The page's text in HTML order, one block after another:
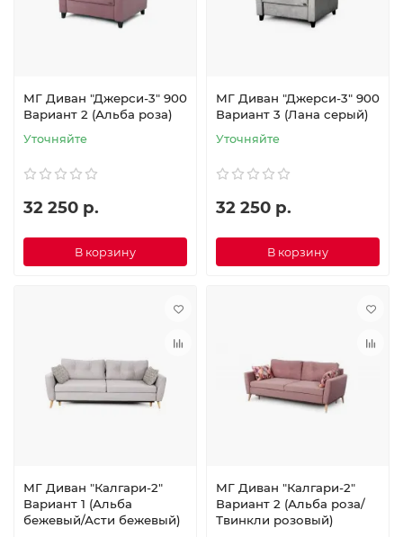
МГ Диван "Джерси-3" 900
Вариант 2 (Альба роза)
Уточняйте
32 250 р.
В корзину
МГ Диван "Джерси-3" 900
Вариант 3 (Лана серый)
Уточняйте
32 250 р.
В корзину
МГ Диван "Калгари-2"
Вариант 1 (Альба
бежевый/Асти бежевый)
МГ Диван "Калгари-2"
Вариант 2 (Альба роза/
Твинкли розовый)